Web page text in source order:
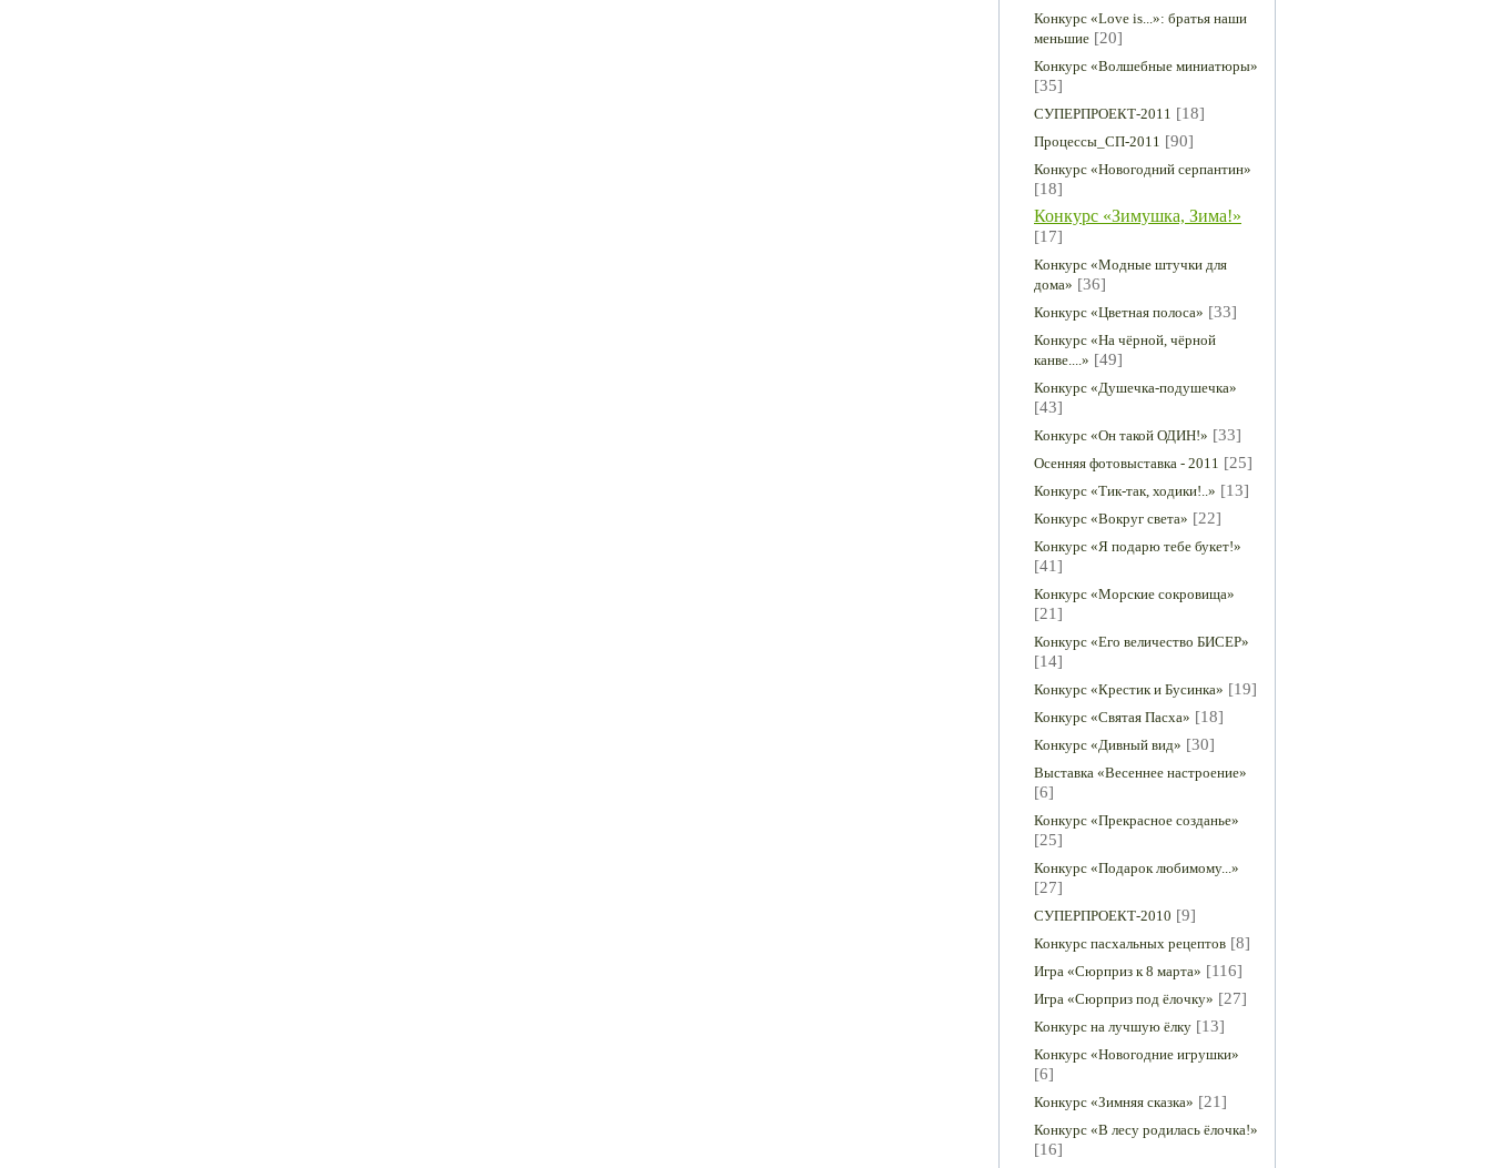
Конкурс «Love is...»: братья наши
меньшие [20]
Конкурс «Волшебные миниатюры»
[35]
СУПЕРПРОЕКТ-2011 [18]
Процессы_СП-2011 [90]
Конкурс «Новогодний серпантин»
[18]
Конкурс «Зимушка, Зима!»
[17]
Конкурс «Модные штучки для
дома» [36]
Конкурс «Цветная полоса» [33]
Конкурс «На чёрной, чёрной
канве....» [49]
Конкурс «Душечка-подушечка»
[43]
Конкурс «Он такой ОДИН!» [33]
Осенняя фотовыставка - 2011 [25]
Конкурс «Тик-так, ходики!..» [13]
Конкурс «Вокруг света» [22]
Конкурс «Я подарю тебе букет!»
[41]
Конкурс «Морские сокровища»
[21]
Конкурс «Его величество БИСЕР»
[14]
Конкурс «Крестик и Бусинка» [19]
Конкурс «Святая Пасха» [18]
Конкурс «Дивный вид» [30]
Выставка «Весеннее настроение»
[6]
Конкурс «Прекрасное созданье»
[25]
Конкурс «Подарок любимому...»
[27]
СУПЕРПРОЕКТ-2010 [9]
Конкурс пасхальных рецептов [8]
Игра «Сюрприз к 8 марта» [116]
Игра «Сюрприз под ёлочку» [27]
Конкурс на лучшую ёлку [13]
Конкурс «Новогодние игрушки»
[6]
Конкурс «Зимняя сказка» [21]
Конкурс «В лесу родилась ёлочка!»
[16]